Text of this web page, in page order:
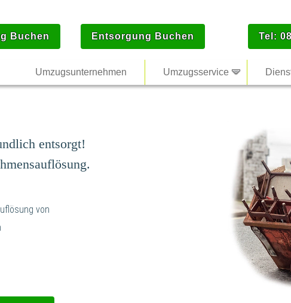
Buchen Entsorgung Buchen Tel:
Umzugsunternehmen Umzugsservice
entsorgt!
von